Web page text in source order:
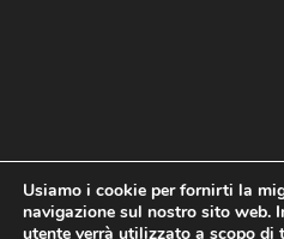
Home Statuto e
Usiamo i cookie per fornirti la
navigazione sul nostro sito web.
utente verrà utilizzato a scopo di